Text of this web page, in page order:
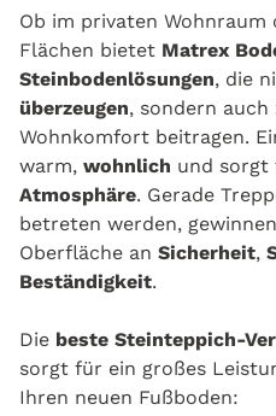
Ob im privaten Wohnraum
Flächen bietet Matrex
Steinbodenlösungen, die
überzeugen, sondern auch
Wohnkomfort beitragen.
warm, wohnlich und sorgt
Atmosphäre. Gerade
betreten werden,
Oberfläche an Sicherheit,
Beständigkeit.
Die beste Steinteppich-
sorgt für ein großes
Ihren neuen Fußboden: